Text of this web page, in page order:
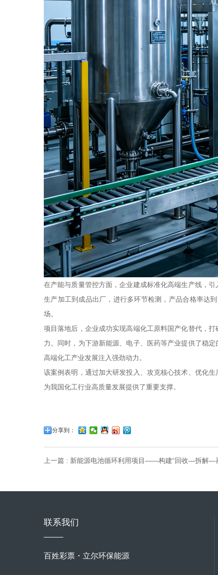
在产能与质量管控方面，企业建成标准化高端生产线，
生产加工到成品出厂，进行多环节检测，产品合格率达
场。
项目落地后，企业成功实现高端化工原料国产化替代，
力。同时，为下游新能源、电子、医药等产业提供了稳
高端化工产业发展注入强劲动力。
该案例表明，通过加大研发投入、攻克核心技术、优化
为我国化工行业高质量发展提供了重要支撑。
分享到：
上一篇 : 新能源电池循环利用项目——构建“回收—拆解—
联系我们
百姓彩票・立尔环保能源